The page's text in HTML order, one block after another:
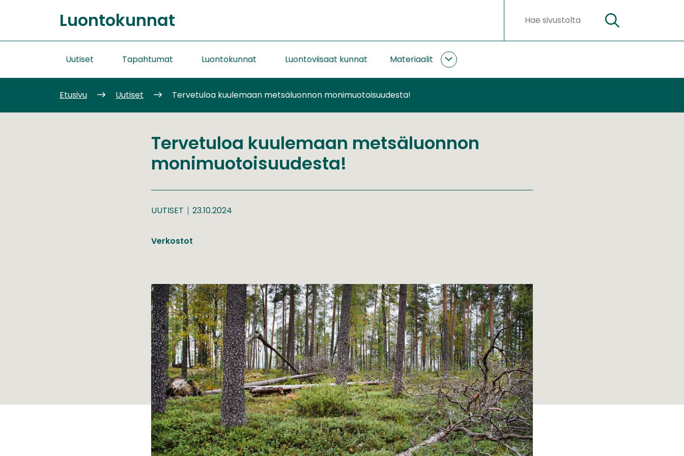
sisältöön
Etusivu
Luontokunnat Hakusanat Hae
Uutiset Tapahtumat Luontokunnat Luontoviisaat kunnat Materiaalit
Materiaalit
alasivut
Etusivu
Uutiset Tervetuloa kuulemaan metsäluonnon monimuotoisuudesta!
Tervetuloa kuulemaan metsäluonnon
monimuotoisuudesta!
UUTISET 23.10.2024
Verkostot